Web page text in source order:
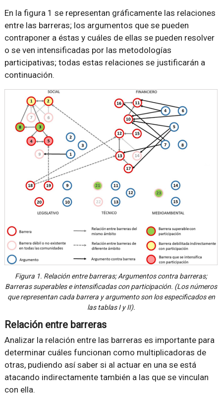
En la figura 1 se representan gráficamente las relaciones
entre las barreras; los argumentos que se pueden
contraponer a éstas y cuáles de ellas se pueden resolver
o se ven intensificadas por las metodologías
participativas; todas estas relaciones se justificarán a
continuación.
Figura 1. Relación entre barreras; Argumentos contra barreras;
Barreras superables e intensificadas con participación. (Los números
que representan cada barrera y argumento son los especificados en
las tablas I y II).
Relación entre barreras
Analizar la relación entre las barreras es importante para
determinar cuáles funcionan como multiplicadoras de
otras, pudiendo así saber si al actuar en una se está
atacando indirectamente también a las que se vinculan
con ella.